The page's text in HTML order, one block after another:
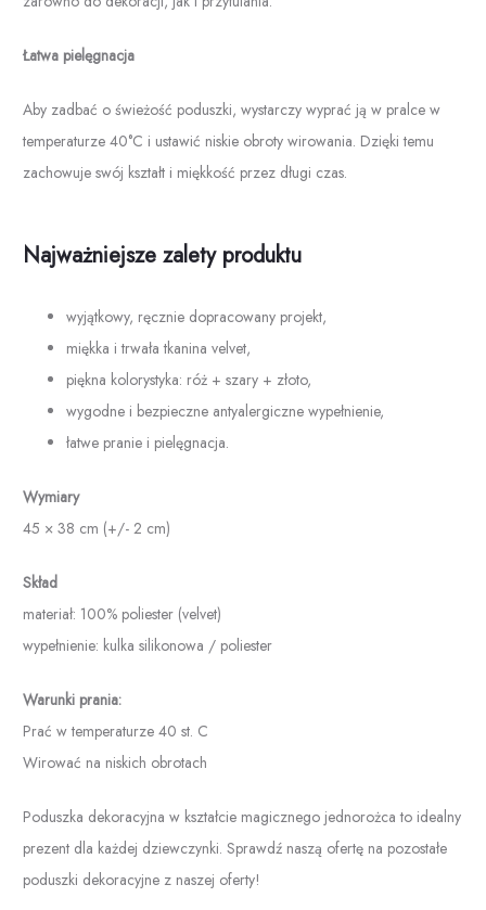
Łatwa pielęgnacja
Aby zadbać o świeżość poduszki, wystarczy wyprać ją w pralce w
temperaturze 40°C i ustawić niskie obroty wirowania. Dzięki temu
zachowuje swój kształt i miękkość przez długi czas.
Najważniejsze zalety produktu
wyjątkowy, ręcznie dopracowany projekt,
miękka i trwała tkanina velvet,
piękna kolorystyka: róż + szary + złoto,
wygodne i bezpieczne antyalergiczne wypełnienie,
łatwe pranie i pielęgnacja.
Wymiary
45 × 38 cm (+/- 2 cm)
Skład
materiał: 100% poliester (velvet)
wypełnienie: kulka silikonowa / poliester
Warunki prania:
Prać w temperaturze 40 st. C
Wirować na niskich obrotach
Poduszka dekoracyjna w kształcie magicznego jednorożca to idealny
prezent dla każdej dziewczynki. Sprawdź naszą ofertę na pozostałe
poduszki dekoracyjne z naszej oferty!